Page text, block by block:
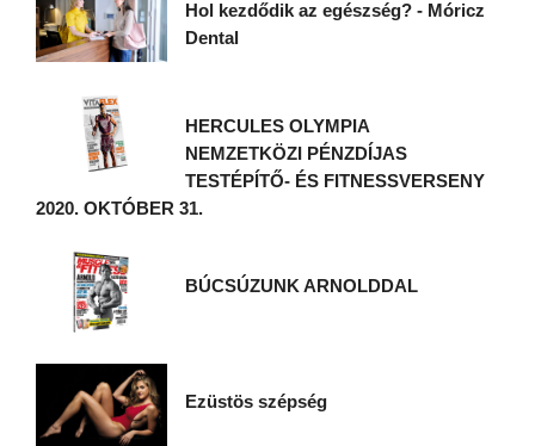
Hol kezdődik az egészség? - Móricz
Dental
HERCULES OLYMPIA
NEMZETKÖZI PÉNZDÍJAS
TESTÉPÍTŐ- ÉS FITNESSVERSENY
2020. OKTÓBER 31.
BÚCSÚZUNK ARNOLDDAL
Ezüstös szépség